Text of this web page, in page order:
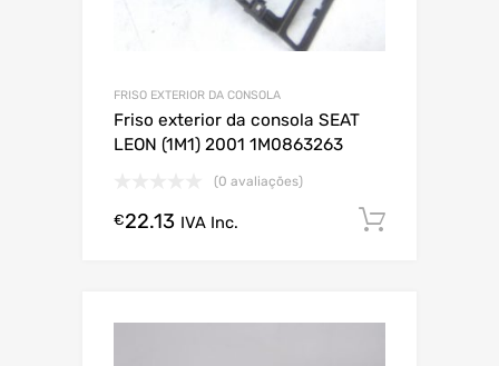
FRISO EXTERIOR DA CONSOLA
Friso exterior da consola SEAT
LEON (1M1) 2001 1M0863263
(0 avaliações)
€22.13 IVA Inc.